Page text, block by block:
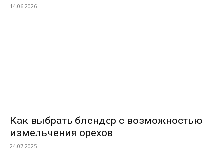
14.06.2026
Как выбрать блендер с возможностью
измельчения орехов
24.07.2025